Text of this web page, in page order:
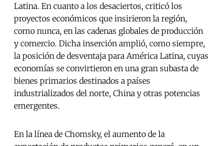
Latina. En cuanto a los desaciertos, criticó los
proyectos económicos que insirieron la región,
como nunca, en las cadenas globales de producción
y comercio. Dicha inserción amplió, como siempre,
la posición de desventaja para América Latina, cuyas
economías se convirtieron en una gran subasta de
bienes primarios destinados a países
industrializados del norte, China y otras potencias
emergentes.
En la línea de Chomsky, el aumento de la